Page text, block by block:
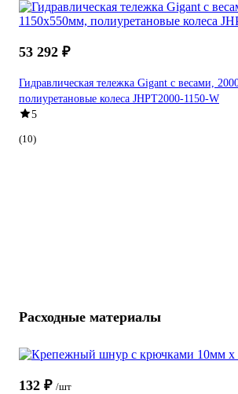
53 292 ₽
Гидравлическая тележка Gigant с весами,
полиуретановые колеса JHPT2000-1150-W
5
(10)
Расходные материалы
132 ₽ /шт